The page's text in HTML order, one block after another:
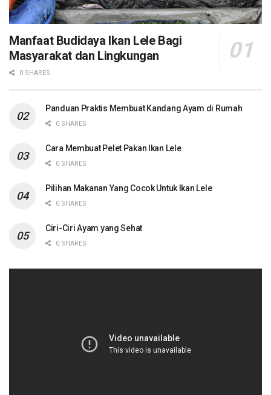
Manfaat Budidaya Ikan Lele Bagi
Masyarakat dan Lingkungan
0 SHARES
Panduan Praktis Membuat Kandang Ayam di Rumah
0 SHARES
Cara Membuat Pelet Pakan Ikan Lele
0 SHARES
Pilihan Makanan Yang Cocok Untuk Ikan Lele
0 SHARES
Ciri-Ciri Ayam yang Sehat
0 SHARES